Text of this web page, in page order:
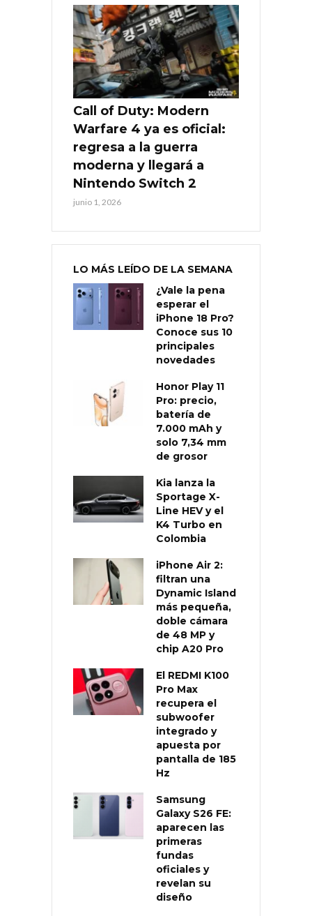
Call of Duty: Modern
Warfare 4 ya es oficial:
regresa a la guerra
moderna y llegará a
Nintendo Switch 2
junio 1, 2026
LO MÁS LEÍDO DE LA SEMANA
¿Vale la pena
esperar el
iPhone 18 Pro?
Conoce sus 10
principales
novedades
Honor Play 11
Pro: precio,
batería de
7.000 mAh y
solo 7,34 mm
de grosor
Kia lanza la
Sportage X-
Line HEV y el
K4 Turbo en
Colombia
iPhone Air 2:
filtran una
Dynamic Island
más pequeña,
doble cámara
de 48 MP y
chip A20 Pro
El REDMI K100
Pro Max
recupera el
subwoofer
integrado y
apuesta por
pantalla de 185
Hz
Samsung
Galaxy S26 FE:
aparecen las
primeras
fundas
oficiales y
revelan su
diseño